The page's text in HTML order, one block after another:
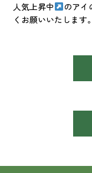
人気上昇中
のアイ
くお願いいたします。